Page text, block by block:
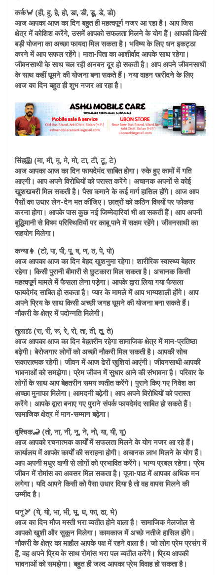
कर्क🦀 (ही, हू, हे, हो, डा, डी, डू, डे, डो)
आज आपका आज का दिन बहुत ही महत्वपूर्ण नजर आ रहा है। आप जिस
क्षेत्र में कोशिश करेंगे, उसमें आपको सफलता मिलने के योग हैं। आपकी किसी
बड़ी योजना का अच्छा फायदा मिल सकता है। भविष्य के लिए धन इकट्ठा
करने में आप सफल रहेंगे। माता-पिता का आशीर्वाद आपके साथ रहेगा।
जीवनसाथी के साथ चल रही अनबन दूर हो सकती है। आप अपने जीवनसाथी
के साथ कहीं घूमने की योजना बना सकते हैं। नया वाहन खरीदने के लिए
आज का दिन बहुत ही शुभ नजर आ रहा है।
सिंह🦁 (मा, मी, मू, मे, मो, टा, टी, टू, टे)
आज आपका आज का दिन फायदेमंद साबित होगा। रुके हुए कामों में गति
आएगी। आप अपने विरोधियों को परास्त करेंगे। अचानक अपनों से कोई
खुशखबरी मिल सकती है। पैसा कमाने के कई मार्ग हासिल होंगे। आज आप
पैसों का उधार लेन-देन मत कीजिए। छात्रों को कठिन विषयों पर फोकस
करना होगा। आपके पास कुछ नई जिम्मेदारियां भी आ सकती हैं। आप अपनी
बुद्धिमानी से विषम परिस्थितियों पर काबू पाने में सक्षम रहेंगे। जीवनसाथी का
सहयोग मिलेगा।
कन्या👩 (टो, पा, पी, पू, ष, ण, ठ, पे, पो)
आज आपका आज का दिन बेहद खुशनुमा रहेगा। शारीरिक स्वास्थ्य बेहतर
रहेगा। किसी पुरानी बीमारी से छुटकारा मिल सकता है। अचानक किसी
महत्वपूर्ण मामले में फैसला लेना पड़ेगा। आपके द्वारा लिया गया फैसला
फायदेमंद साबित हो सकता है। प्यार के मामले में आप भाग्यशाली होंगे। आप
अपने प्रिय के साथ किसी अच्छी जगह घूमने की योजना बना सकते हैं।
नौकरी के क्षेत्र में पदोन्नति मिलेगी।
तुला⚖️ (रा, री, रू, रे, रो, ता, ती, तू, ते)
आज आपका आज का दिन बेहतरीन रहेगा सामाजिक क्षेत्र में मान-प्रतिष्ठा
बढ़ेगी। बेरोजगार लोगों को अच्छी नौकरी मिल सकती है। आपकी सोच
सकारात्मक रहेगी। जीवन में आज ढेरों खुशियां आएंगी। जीवनसाथी आपकी
भावनाओं को समझेगा। प्रेम जीवन में सुधार आने की संभावना है। परिवार के
लोगों के साथ आप बेहतरीन समय व्यतीत करेंगे। पुराने किए गए निवेश का
अच्छा मुनाफा मिलेगा। आमदनी बढ़ेगी। आप अपने विरोधियों को परास्त
करेंगे। आपके द्वारा बनाए गए पुराने संपर्क फायदेमंद साबित हो सकते हैं।
सामाजिक क्षेत्र में मान-सम्मान बढ़ेगा।
वृश्चिक🦂 (तो, ना, नी, नू, ने, नो, या, यी, यू)
आज आपको रचनात्मक कार्यों में सफलता मिलने के योग नजर आ रहे हैं।
कार्यालय में आपके कार्यों की सराहना होगी। अचानक लाभ मिलने के योग हैं।
आप अपनी मधुर वाणी से लोगों को प्रभावित करेंगे। भाग्य प्रबल रहेगा। प्रेम
जीवन में रोमांस का अवसर मिल सकता है। पूजा-पाठ में आपका अधिक मन
लगेगा। यदि आपने किसी को पैसा उधार दिया है तो वह वापस मिलने की
उम्मीद है।
धनु🏹 (ये, यो, भा, भी, भू, ध, फा, ढा, भे)
आज का दिन मौज मस्ती भरा व्यतीत होने वाला है। सामाजिक मेलजोल से
आपको खुशी और सुकून मिलेगा। कामकाज में अच्छे नतीजे हासिल होंगे।
नौकरी के क्षेत्र का माहौल आपके पक्ष में रहने वाला है। जो लोग प्रेम प्रसंग में
हैं, वह अपने प्रिय के साथ रोमांस भरा पल व्यतीत करेंगे। प्रिय आपकी
भावनाओं को समझेगा। बहुत ही जल्द आपका प्रेम विवाह हो सकता है।